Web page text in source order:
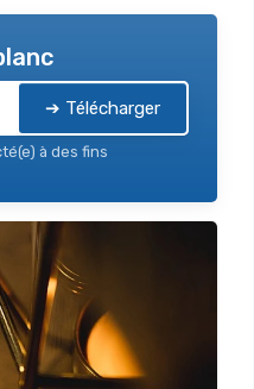
➔ Télécharger
à des fins